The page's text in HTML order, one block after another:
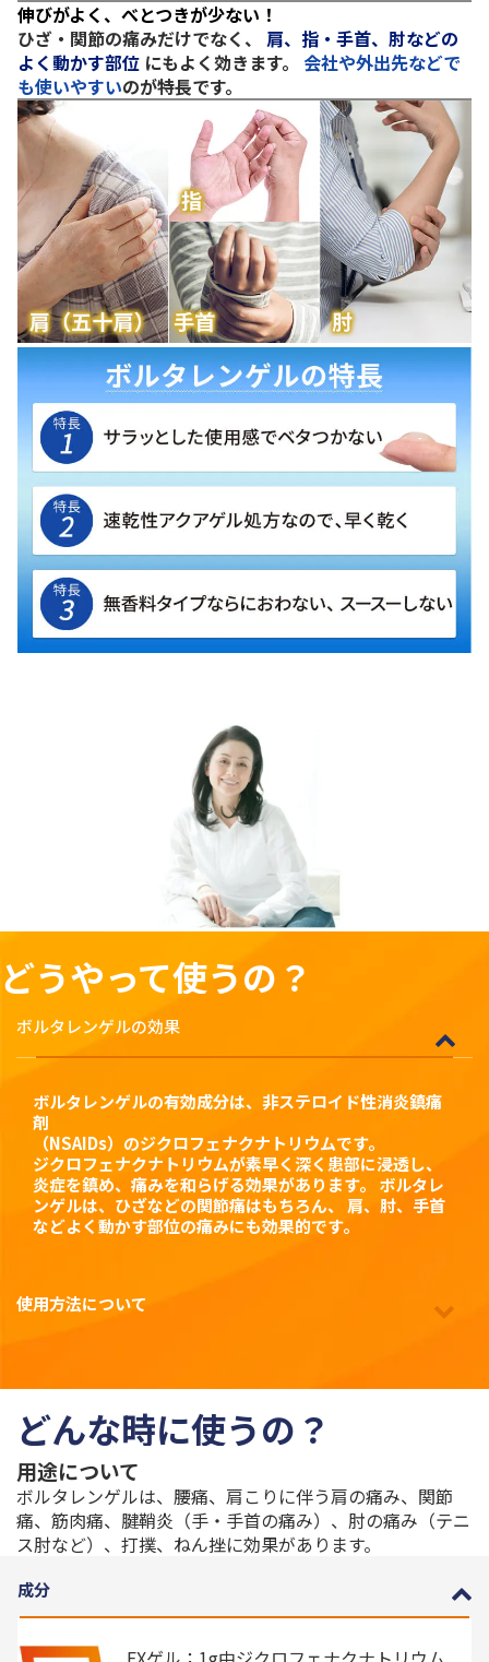
伸びがよく、べとつきが少ない！
ひざ・関節の痛みだけでなく、 肩、指・手首、肘などの
よく動かす部位 にもよく効きます。
会社や外出先などで
も使いやすいのが特長です。
どうやって使うの？
ボルタレンゲルの効果
ボルタレンゲルの有効成分は、非ステロイド性消炎鎮痛
剤
（NSAIDs）のジクロフェナクナトリウムです。
ジクロフェナクナトリウムが素早く深く患部に浸透し、
炎症を鎮め、痛みを和らげる効果があります。 ボルタレ
ンゲルは、ひざなどの関節痛はもちろん、 肩、肘、手首
などよく動かす部位の痛みにも効果的です。
使用方法について
どんな時に使うの？
用途について
ボルタレンゲルは、腰痛、肩こりに伴う肩の痛み、関節
痛、筋肉痛、腱鞘炎（手・手首の痛み）、肘の痛み（テニ
ス肘など）、打撲、ねん挫に効果があります。
成分